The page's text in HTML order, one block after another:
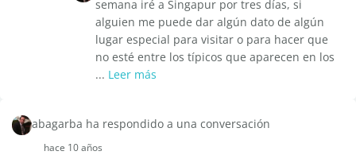
semana iré a Singapur por tres días, si
alguien me puede dar algún dato de algún
lugar especial para visitar o para hacer que
no esté entre los típicos que aparecen en los
... Leer más
abagarba ha respondido a una conversación
hace 10 años